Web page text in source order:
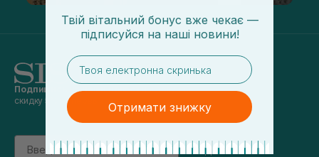
Подпишись на наши новостии получай
скидку 5% на первый заказ
Email
підписатись
Твій вітальний бонус вже чекає —
підписуйся на наші новини!
email
Отримати знижку